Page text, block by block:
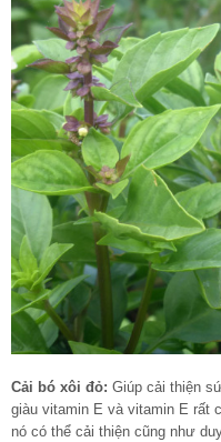
Cải bó xôi đỏ: Giúp cải thiện
giàu vitamin E và vitamin E rất
nó có thể cải thiện cũng như